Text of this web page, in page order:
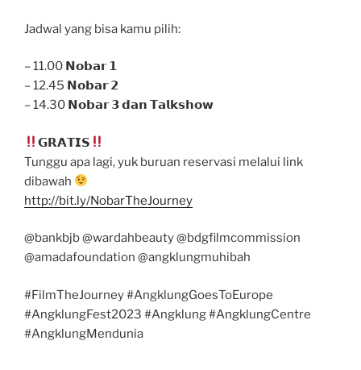
Jadwal yang bisa kamu pilih:
– 11.00 𝗡𝗼𝗯𝗮𝗿 𝟭
– 12.45 𝗡𝗼𝗯𝗮𝗿 𝟮
– 14.30 𝗡𝗼𝗯𝗮𝗿 𝟯 𝗱𝗮𝗻 𝗧𝗮𝗹𝗸𝘀𝗵𝗼𝘄
𝗚𝗥𝗔𝗧𝗜𝗦
Tunggu apa lagi, yuk buruan reservasi melalui link
dibawah
http://bit.ly/NobarTheJourney
@bankbjb @wardahbeauty @bdgfilmcommission
@amadafoundation @angklungmuhibah
#FilmTheJourney #AngklungGoesToEurope
#AngklungFest2023 #Angklung #AngklungCentre
#AngklungMendunia